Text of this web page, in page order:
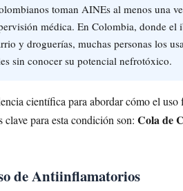
toman AINEs al menos una
médica. En Colombia, donde el
y droguerías, muchas personas los
sin conocer su potencial nefrotóxico.
científica para abordar cómo el uso
para esta condición son: Cola de
de Antiinflamatorios